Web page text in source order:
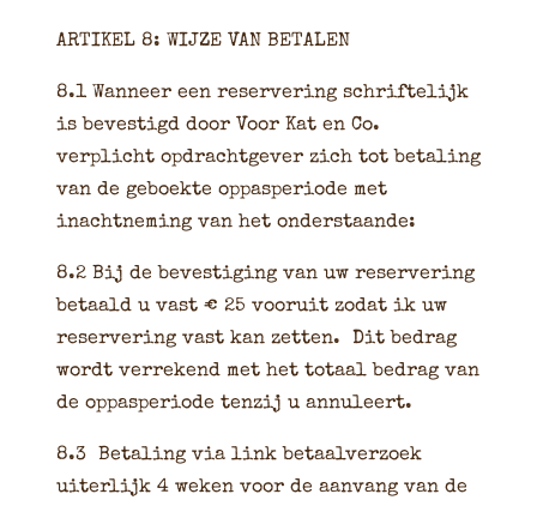
ARTIKEL 8: WIJZE VAN BETALEN
8.1 Wanneer een reservering schriftelijk
is bevestigd door Voor Kat en Co.
verplicht opdrachtgever zich tot betaling
van de geboekte oppasperiode met
inachtneming van het onderstaande:
8.2 Bij de bevestiging van uw reservering
betaald u vast € 25 vooruit zodat ik uw
reservering vast kan zetten. Dit bedrag
wordt verrekend met het totaal bedrag van
de oppasperiode tenzij u annuleert.
8.3 Betaling via link betaalverzoek
uiterlijk 4 weken voor de aanvang van de